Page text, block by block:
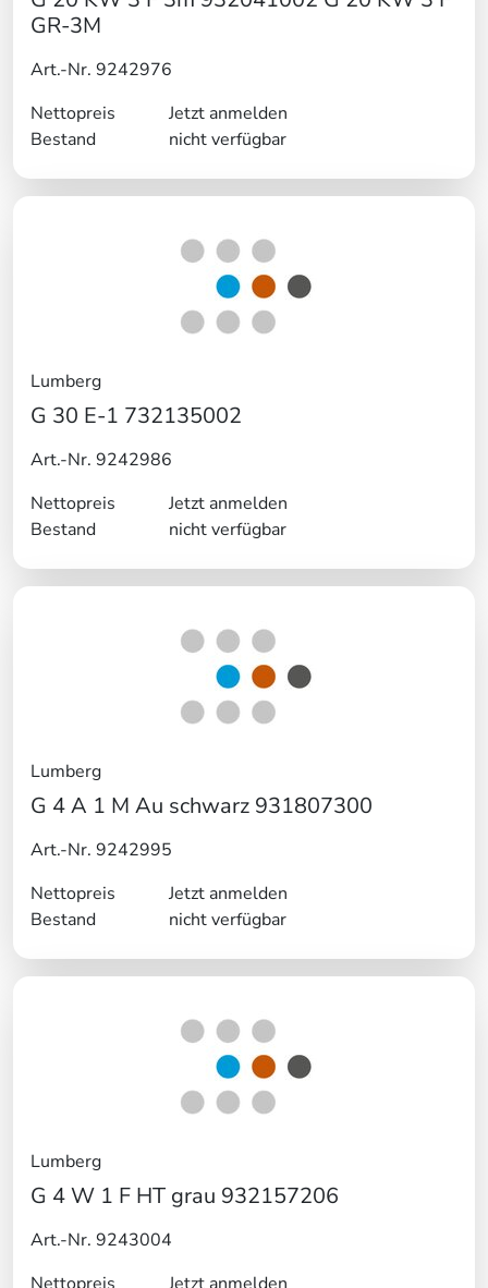
GR-3M
Art.-Nr. 9242976
Nettopreis
Jetzt anmelden
Bestand
nicht verfügbar
Lumberg
G 30 E-1 732135002
Art.-Nr. 9242986
Nettopreis
Jetzt anmelden
Bestand
nicht verfügbar
Lumberg
G 4 A 1 M Au schwarz 931807300
Art.-Nr. 9242995
Nettopreis
Jetzt anmelden
Bestand
nicht verfügbar
Lumberg
G 4 W 1 F HT grau 932157206
Art.-Nr. 9243004